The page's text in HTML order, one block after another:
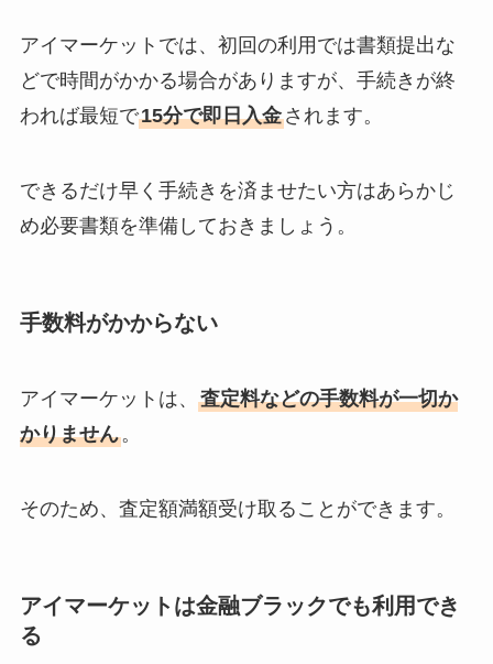
アイマーケットでは、初回の利用では書類提出な
どで時間がかかる場合がありますが、手続きが終
われば最短で15分で即日入金されます。
できるだけ早く手続きを済ませたい方はあらかじ
め必要書類を準備しておきましょう。
手数料がかからない
アイマーケットは、 査定料などの手数料が一切か
かりません。
そのため、査定額満額受け取ることができます。
アイマーケットは金融ブラックでも利用でき
る